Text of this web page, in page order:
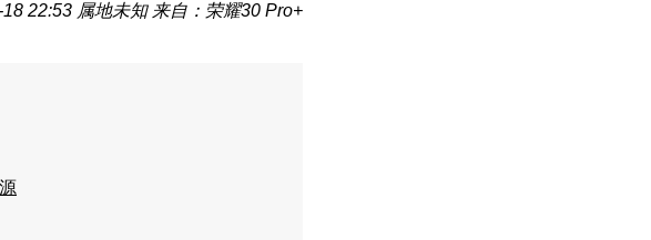
22:53 属地未知 来自：荣耀30 Pro+